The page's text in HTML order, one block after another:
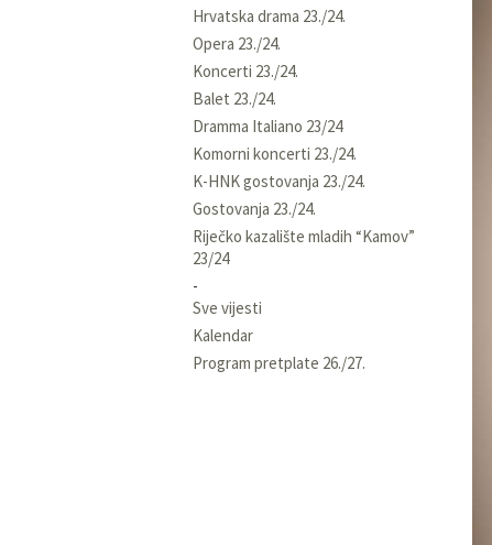
Hrvatska drama 23./24.
Opera 23./24.
Koncerti 23./24.
Balet 23./24.
Dramma Italiano 23/24
Komorni koncerti 23./24.
K-HNK gostovanja 23./24.
Gostovanja 23./24.
Riječko kazalište mladih “Kamov”
23/24
Sve vijesti
Kalendar
Program pretplate 26./27.